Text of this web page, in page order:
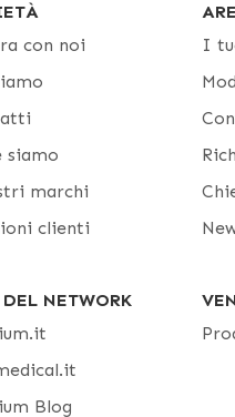
con noi
siamo
marchi
clienti
NETWORK
Blog
I